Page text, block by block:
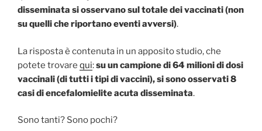
disseminata si osservano sul totale dei vaccinati (non
su quelli che riportano eventi avversi).
La risposta è contenuta in un apposito studio, che
potete trovare qui:su un campione di 64 milioni di dosi
vaccinali (di tutti i tipi di vaccini), si sono osservati 8
casi di encefalomielite acuta disseminata.
Sono tanti? Sono pochi?